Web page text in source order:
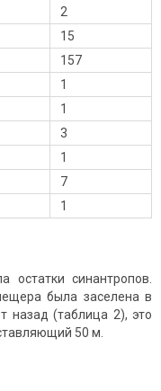
2
15
157
1
1
3
1
7
1
остатки синантропов.
была заселена в
назад (таблица 2), это
50 м.